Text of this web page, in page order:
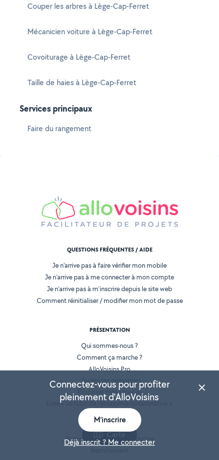
Couper les arbres à Lège-Cap-Ferret
Mécanicien voiture à Lège-Cap-Ferret
Covoiturage à Lège-Cap-Ferret
Taille de haies à Lège-Cap-Ferret
Services principaux
Faire du rangement
Carte
QUESTIONS FRÉQUENTES / AIDE
Je n'arrive pas à faire vérifier mon mobile
Je n'arrive pas à me connecter à mon compte
Je n'arrive pas à m'inscrire depuis le site web
Comment réinitialiser / modifier mon mot de passe
PRÉSENTATION
Qui sommes-nous ?
Comment ça marche ?
AlloVoisins Pro
Toutes les demandes
Proposer mes services
Livre « Le futur de l'économie collaborative »
AlloVoisins en France
Partenaires et Grands Comptes
Connectez-vous pour profiter
pleinement d'AlloVoisins
M'inscrire
Déjà inscrit ? Me connecter